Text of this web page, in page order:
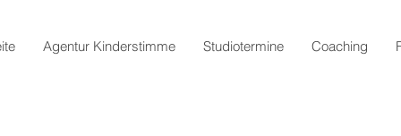
Agentur Kinderstimme Studiotermine Coaching